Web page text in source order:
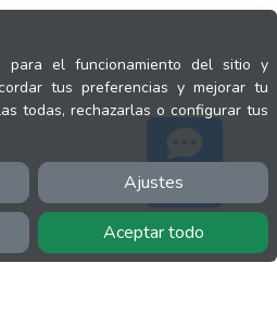
para el funcionamiento del sitio y
tus preferencias y mejorar tu
todas, rechazarlas o configurar tus
Ajustes
Aceptar todo
Soporte